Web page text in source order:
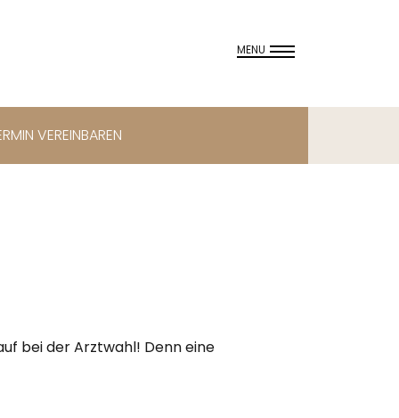
MENU
VEREINBAREN
bei der Arztwahl! Denn eine